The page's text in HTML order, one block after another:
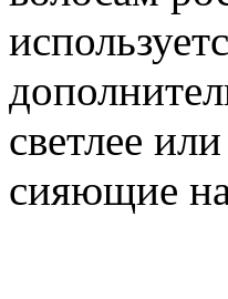
светлее
сияющие